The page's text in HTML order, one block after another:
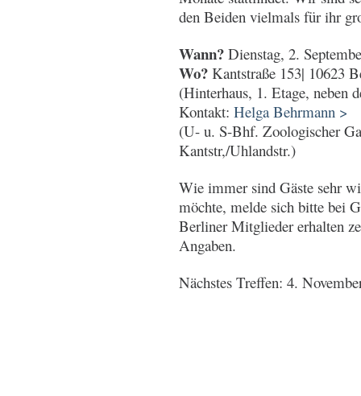
den Beiden vielmals für ihr
Wann? Dienstag, 2.
Wo? Kantstraße 153| 10623
(Hinterhaus, 1. Etage, neben
Kontakt:Helga Behrmann >
(U- u. S-Bhf. Zoologischer
Kantstr,/Uhlandstr.)
Wie immer sind Gäste sehr
möchte, melde sich bitte bei
Berliner Mitglieder erhalten
Angaben.
Nächstes Treffen: 4.